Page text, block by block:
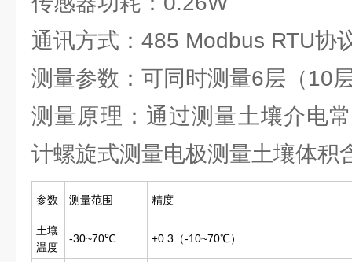
通讯方式：485 Modbus RTU协
测量参数：可同时测量6层（10
测量原理：通过测量土壤介电
计螺旋式测量电极测量土壤体积
参数 测量范围 精度
土壤
温度
-30~70℃ ±0.3（-10~70℃）